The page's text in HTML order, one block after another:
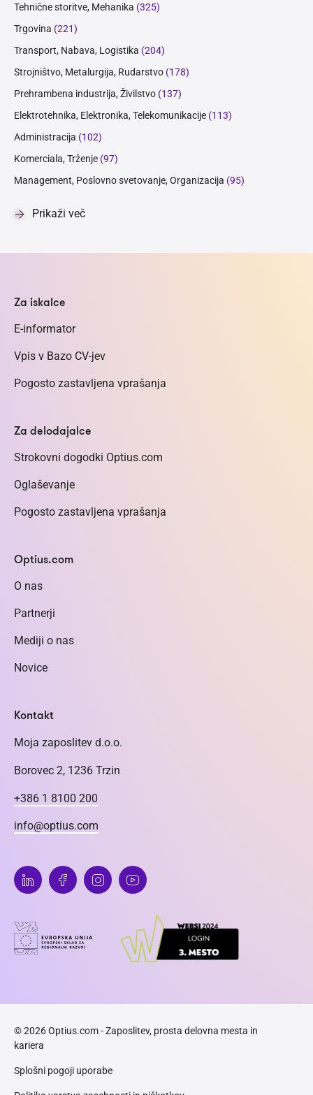
Tehnične storitve, Mehanika (325)
Trgovina (221)
Transport, Nabava, Logistika (204)
Strojništvo, Metalurgija, Rudarstvo (178)
Prehrambena industrija, Živilstvo (137)
Elektrotehnika, Elektronika, Telekomunikacije (113)
Administracija (102)
Komerciala, Trženje (97)
Management, Poslovno svetovanje, Organizacija (95)
Prikaži več
Za iskalce
E-informator
Vpis v Bazo CV-jev
Pogosto zastavljena vprašanja
Za delodajalce
Strokovni dogodki Optius.com
Oglaševanje
Pogosto zastavljena vprašanja
Optius.com
O nas
Partnerji
Mediji o nas
Novice
Kontakt
Moja zaposlitev d.o.o.
Borovec 2, 1236 Trzin
+386 1 8100 200
info@optius.com
© 2026 Optius.com - Zaposlitev, prosta delovna mesta in
kariera
Splošni pogoji uporabe